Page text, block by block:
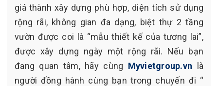
giá thành xây dựng phù hợp, diện tích sử dụng
rộng rãi, không gian đa dạng, biệt thự 2 tầng
vườn được coi là “mẫu thiết kế của tương lai”,
được xây dựng ngày một rộng rãi. Nếu bạn
đang quan tâm, hãy cùng Myvietgroup.vn là
người đồng hành cùng bạn trong chuyến đi “